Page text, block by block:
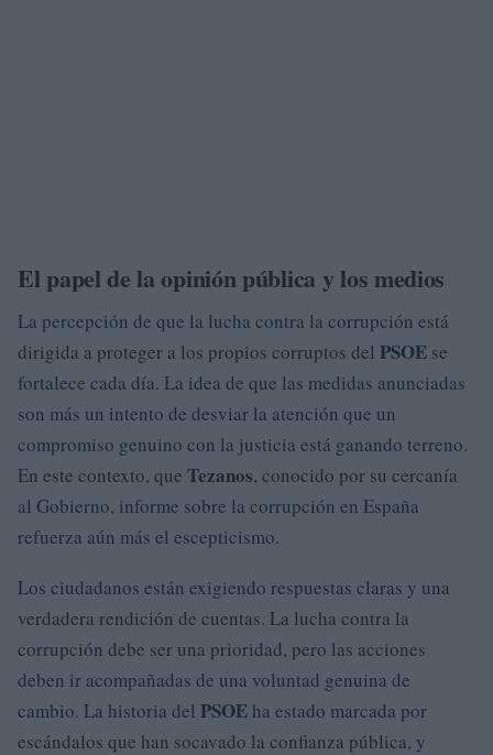
El papel de la opinión pública y los medios
La percepción de que la lucha contra la corrupción está
dirigida a proteger a los propios corruptos del PSOE se
fortalece cada día. La idea de que las medidas anunciadas
son más un intento de desviar la atención que un
compromiso genuino con la justicia está ganando terreno.
En este contexto, que Tezanos, conocido por su cercanía
al Gobierno, informe sobre la corrupción en España
refuerza aún más el escepticismo.
Los ciudadanos están exigiendo respuestas claras y una
verdadera rendición de cuentas. La lucha contra la
corrupción debe ser una prioridad, pero las acciones
deben ir acompañadas de una voluntad genuina de
cambio. La historia del PSOE ha estado marcada por
escándalos que han socavado la confianza pública, y